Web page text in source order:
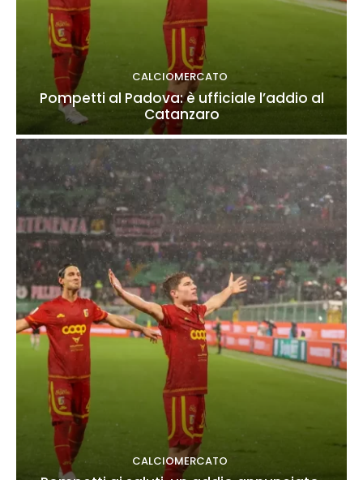
CALCIOMERCATO
Pompetti al Padova: è ufficiale l’addio al
Catanzaro
CALCIOMERCATO